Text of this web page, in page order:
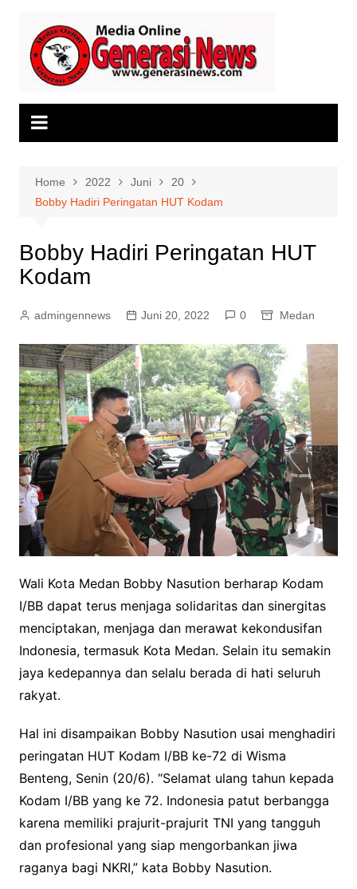
content
Home 2022 Juni
20
Bobby Hadiri Peringatan HUT Kodam
Bobby Hadiri Peringatan HUT
Kodam
admingennews Juni 20, 2022 0 Medan
Wali Kota Medan Bobby Nasution berharap Kodam
I/BB dapat terus menjaga solidaritas dan sinergitas
menciptakan, menjaga dan merawat kekondusifan
Indonesia, termasuk Kota Medan. Selain itu semakin
jaya kedepannya dan selalu berada di hati seluruh
rakyat.
Hal ini disampaikan Bobby Nasution usai menghadiri
peringatan HUT Kodam I/BB ke-72 di Wisma
Benteng, Senin (20/6). “Selamat ulang tahun kepada
Kodam I/BB yang ke 72. Indonesia patut berbangga
karena memiliki prajurit-prajurit TNI yang tangguh
dan profesional yang siap mengorbankan jiwa
raganya bagi NKRI,” kata Bobby Nasution.